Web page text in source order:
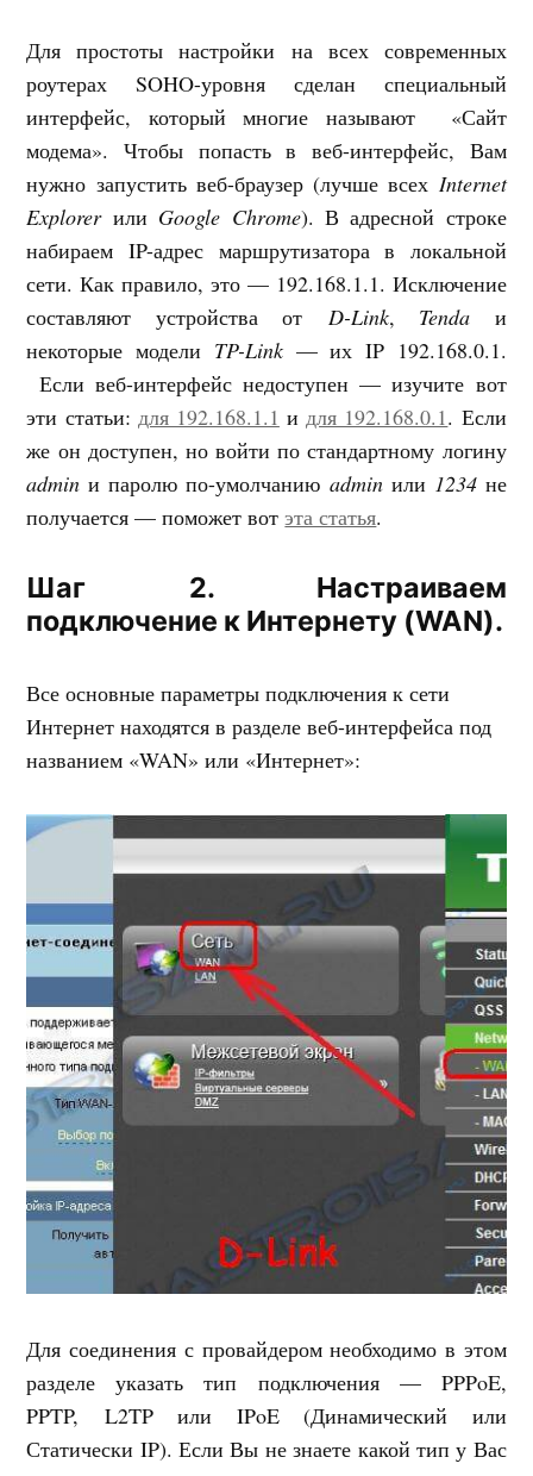
Для простоты настройки на всех современных
роутерах SOHO-уровня сделан специальный
интерфейс, который многие называют «Сайт
модема». Чтобы попасть в веб-интерфейс, Вам
нужно запустить веб-браузер (лучше всех Internet
Explorerили Google Chrome). В адресной строке
набираем IP-адрес маршрутизатора в локальной
сети. Как правило, это — 192.168.1.1. Исключение
составляют устройства от D-Link, Tenda и
некоторые модели TP-Link— их IP 192.168.0.1.
Если веб-интерфейс недоступен — изучите вот
эти статьи: для 192.168.1.1 идля 192.168.0.1. Если
же он доступен, но войти по стандартному логину
admin и паролю по-умолчанию adminили 1234не
получается — поможет вотэта статья.
Шаг 2. Настраиваем
подключение к Интернету (WAN).
Все основные параметры подключения к сети
Интернет находятся в разделе веб-интерфейса под
названием «WAN» или «Интернет»:
Для соединения с провайдером необходимо в этом
разделе указать тип подключения — PPPoE,
PPTP, L2TP или IPoE (Динамический или
Статически IP). Если Вы не знаете какой тип у Вас